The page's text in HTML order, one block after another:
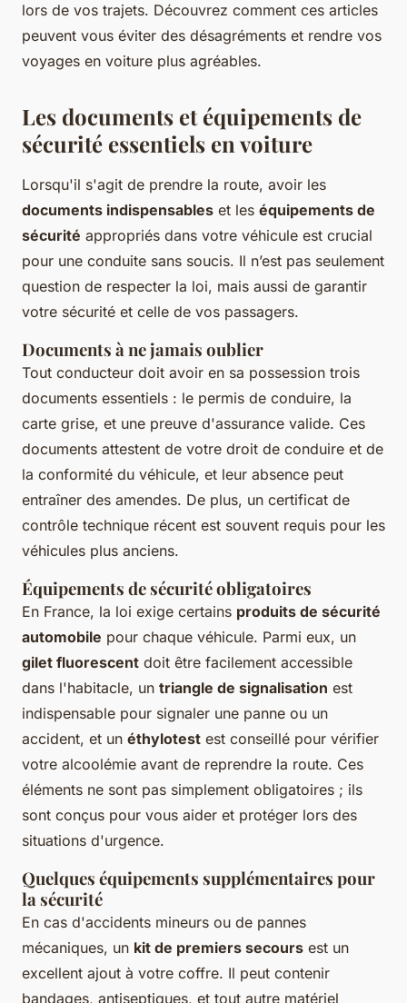
lors de vos trajets. Découvrez comment ces articles
peuvent vous éviter des désagréments et rendre vos
voyages en voiture plus agréables.
Les documents et équipements de
sécurité essentiels en voiture
Lorsqu'il s'agit de prendre la route, avoir les
documents indispensables et les équipements de
sécurité appropriés dans votre véhicule est crucial
pour une conduite sans soucis. Il n’est pas seulement
question de respecter la loi, mais aussi de garantir
votre sécurité et celle de vos passagers.
Documents à ne jamais oublier
Tout conducteur doit avoir en sa possession trois
documents essentiels : le permis de conduire, la
carte grise, et une preuve d'assurance valide. Ces
documents attestent de votre droit de conduire et de
la conformité du véhicule, et leur absence peut
entraîner des amendes. De plus, un certificat de
contrôle technique récent est souvent requis pour les
véhicules plus anciens.
Équipements de sécurité obligatoires
En France, la loi exige certains produits de sécurité
automobile pour chaque véhicule. Parmi eux, un
gilet fluorescent doit être facilement accessible
dans l'habitacle, un triangle de signalisation est
indispensable pour signaler une panne ou un
accident, et un éthylotest est conseillé pour vérifier
votre alcoolémie avant de reprendre la route. Ces
éléments ne sont pas simplement obligatoires ; ils
sont conçus pour vous aider et protéger lors des
situations d'urgence.
Quelques équipements supplémentaires pour
la sécurité
En cas d'accidents mineurs ou de pannes
mécaniques, un kit de premiers secours est un
excellent ajout à votre coffre. Il peut contenir
bandages, antiseptiques, et tout autre matériel